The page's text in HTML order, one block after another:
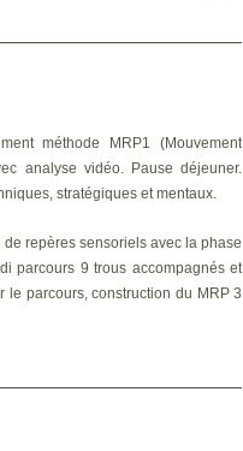
méthode MRP1 (Mouvement
analyse vidéo. Pause déjeuner.
stratégiques et mentaux.
repères sensoriels avec la phase
parcours 9 trous accompagnés et
le parcours, construction du MRP 3